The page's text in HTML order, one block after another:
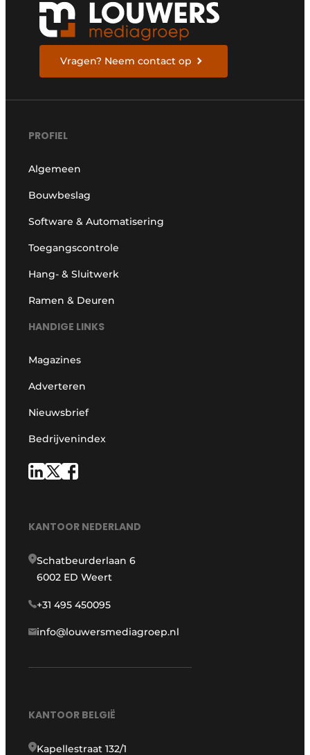
Vragen? Neem contact op
PROFIEL
Algemeen
Bouwbeslag
Software & Automatisering
Toegangscontrole
Hang- & Sluitwerk
Ramen & Deuren
HANDIGE LINKS
Magazines
Adverteren
Nieuwsbrief
Bedrijvenindex
KANTOOR NEDERLAND
Schatbeurderlaan 6
6002 ED Weert
+31 495 450095
info@louwersmediagroep.nl
KANTOOR BELGIË
Kapellestraat 132/1